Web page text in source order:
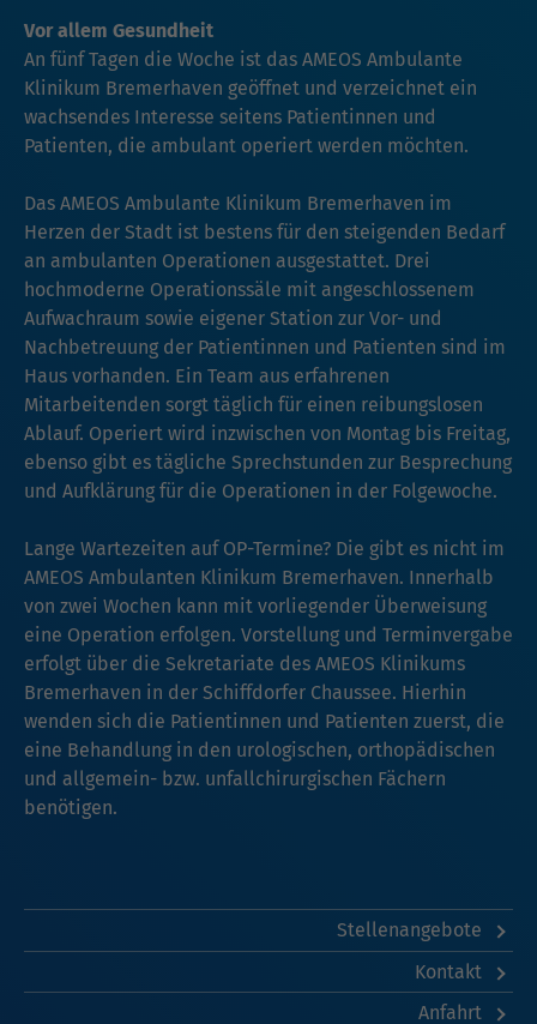
Vor allem Gesundheit
An fünf Tagen die Woche ist das AMEOS Ambulante
Klinikum Bremerhaven geöffnet und verzeichnet ein
wachsendes Interesse seitens Patientinnen und
Patienten, die ambulant operiert werden möchten.
Das AMEOS Ambulante Klinikum Bremerhaven im
Herzen der Stadt ist bestens für den steigenden Bedarf
an ambulanten Operationen ausgestattet. Drei
hochmoderne Operationssäle mit angeschlossenem
Aufwachraum sowie eigener Station zur Vor- und
Nachbetreuung der Patientinnen und Patienten sind im
Haus vorhanden. Ein Team aus erfahrenen
Mitarbeitenden sorgt täglich für einen reibungslosen
Ablauf. Operiert wird inzwischen von Montag bis Freitag,
ebenso gibt es tägliche Sprechstunden zur Besprechung
und Aufklärung für die Operationen in der Folgewoche.
Lange Wartezeiten auf OP-Termine? Die gibt es nicht im
AMEOS Ambulanten Klinikum Bremerhaven. Innerhalb
von zwei Wochen kann mit vorliegender Überweisung
eine Operation erfolgen. Vorstellung und Terminvergabe
erfolgt über die Sekretariate des AMEOS Klinikums
Bremerhaven in der Schiffdorfer Chaussee. Hierhin
wenden sich die Patientinnen und Patienten zuerst, die
eine Behandlung in den urologischen, orthopädischen
und allgemein- bzw. unfallchirurgischen Fächern
benötigen.
Stellenangebote
Kontakt
Anfahrt